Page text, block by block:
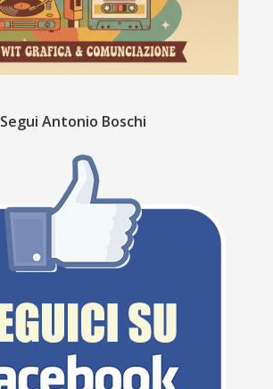
Segui Antonio Boschi